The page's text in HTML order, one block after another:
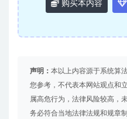
购买本内容
声明： 本以上内容源于系统算
您参考，不代表本网站观点和
属高危行为，法律风险较高，
务必符合当地法律法规和规章